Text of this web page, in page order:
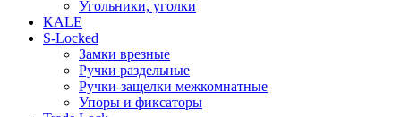
Угольники, уголки
KALE
S-Locked
Замки врезные
Ручки раздельные
Ручки-защелки межкомнатные
Упоры и фиксаторы